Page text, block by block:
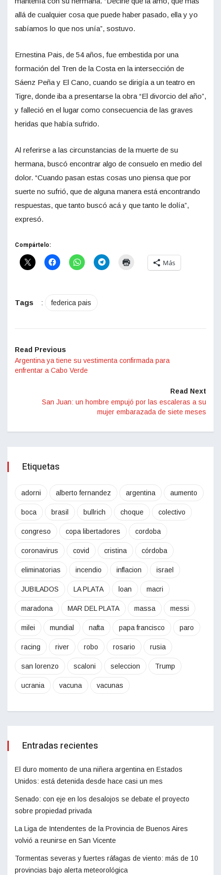
allá de cualquier cosa que puede haber pasado, ella y yo
sabíamos lo que nos unía”, sostuvo.
Ernestina Pais, de 54 años, fue embestida por una
formación del Tren de la Costa en la intersección de
Sáenz Peña y El Cano, cuando se dirigía a un teatro en
Tigre, donde iba a presentarse la obra “El divorcio del año”,
y falleció en el lugar como consecuencia de las graves
heridas que había sufrido.
Al referirse a las circunstancias de la muerte de su
hermana, buscó encontrar algo de consuelo en medio del
dolor. “Cuando pasan estas cosas uno piensa que por
suerte no sufrió, que de alguna manera está encontrando
respuestas, que tanto buscó acá y que tanto le dolía”,
expresó.
Compártelo:
Más
Tags : federica pais
Read Previous
Argentina ya tiene su vestimenta confirmada para
enfrentar a Cabo Verde
Read Next
San Juan: un hombre empujó por las escaleras a su
mujer embarazada de siete meses
Etiquetas
adorni alberto fernandez argentina aumento
boca brasil bullrich choque colectivo
congreso copa libertadores cordoba
coronavirus covid cristina córdoba
eliminatorias incendio inflacion israel
JUBILADOS LA PLATA loan macri
maradona MAR DEL PLATA massa messi
milei mundial nafta papa francisco paro
racing river robo rosario rusia
san lorenzo scaloni seleccion Trump
ucrania vacuna vacunas
Entradas recientes
El duro momento de una niñera argentina en Estados
Unidos: está detenida desde hace casi un mes
Senado: con eje en los desalojos se debate el proyecto
sobre propiedad privada
La Liga de Intendentes de la Provincia de Buenos Aires
volvió a reunirse en San Vicente
Tormentas severas y fuertes ráfagas de viento: más de 10
provincias bajo alerta meteorológica